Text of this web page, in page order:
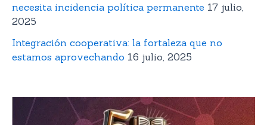
necesita incidencia política permanente 17 julio,
2025
Integración cooperativa: la fortaleza que no
estamos aprovechando 16 julio, 2025